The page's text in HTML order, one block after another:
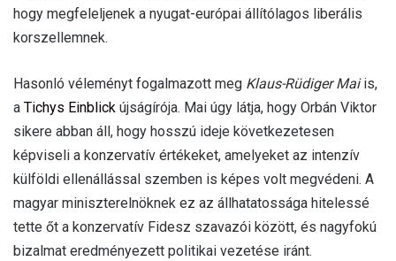
hogy megfeleljenek a nyugat-európai állítólagos liberális
korszellemnek.
Hasonló véleményt fogalmazott meg Klaus-Rüdiger Maiis,
a Tichys Einblick újságírója. Mai úgy látja, hogy Orbán Viktor
sikere abban áll, hogy hosszú ideje következetesen
képviseli a konzervatív értékeket, amelyeket az intenzív
külföldi ellenállással szemben is képes volt megvédeni. A
magyar miniszterelnöknek ez az állhatatossága hitelessé
tette őt a konzervatív Fidesz szavazói között, és nagyfokú
bizalmat eredményezett politikai vezetése iránt.